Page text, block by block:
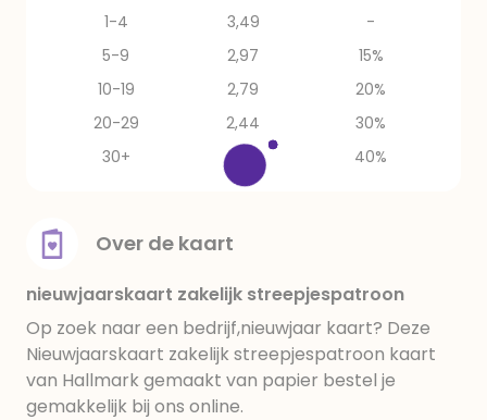
1-4
3,49
-
5-9
2,97
15%
10-19
2,79
20%
20-29
2,44
30%
30+
2,09 40%
Over de kaart
nieuwjaarskaart zakelijk streepjespatroon
Op zoek naar een bedrijf,nieuwjaar kaart? Deze
Nieuwjaarskaart zakelijk streepjespatroon kaart
van Hallmark gemaakt van papier bestel je
gemakkelijk bij ons online.